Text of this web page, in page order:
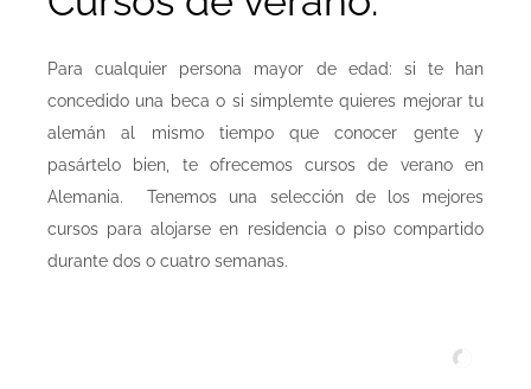
Para cualquier persona mayor de edad: si te han
concedido una beca o si simplemte quieres mejorar tu
alemán al mismo tiempo que conocer gente y
pasártelo bien, te ofrecemos cursos de verano en
Alemania. Tenemos una selección de los mejores
cursos para alojarse en residencia o piso compartido
durante dos o cuatro semanas.